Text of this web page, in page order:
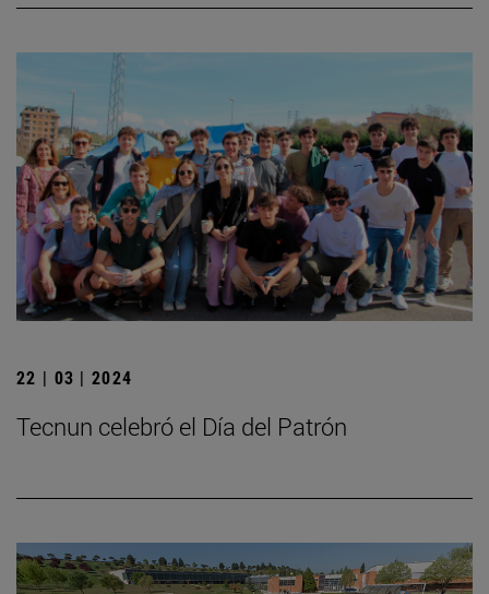
22 | 03 | 2024
Tecnun celebró el Día del Patrón